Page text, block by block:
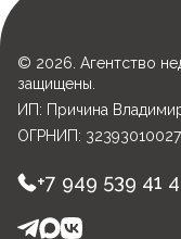
© 2026. Агентство
защищены.
ИП: Причина
ОГРНИП:
+7 949 539 41